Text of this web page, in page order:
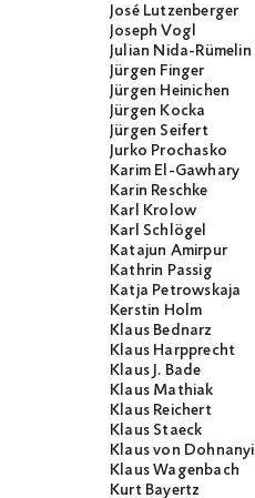
José Lutzenberger
Joseph Vogl
Julian Nida-Rümelin
Jürgen Finger
Jürgen Heinichen
Jürgen Kocka
Jürgen Seifert
Jurko Prochasko
Karim El-Gawhary
Karin Reschke
Karl Krolow
Karl Schlögel
Katajun Amirpur
Kathrin Passig
Katja Petrowskaja
Kerstin Holm
Klaus Bednarz
Klaus Harpprecht
Klaus J. Bade
Klaus Mathiak
Klaus Reichert
Klaus Staeck
Klaus von Dohnanyi
Klaus Wagenbach
Kurt Bayertz